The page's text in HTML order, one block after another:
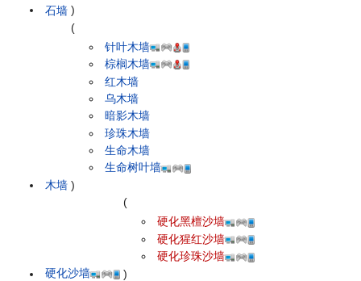
石墙 )
木墙
(
针叶木墙
棕榈木墙
红木墙
乌木墙
暗影木墙
珍珠木墙
生命木墙
生命树叶墙
)
硬化沙墙
(
硬化黑檀沙墙
硬化猩红沙墙
硬化珍珠沙墙
)